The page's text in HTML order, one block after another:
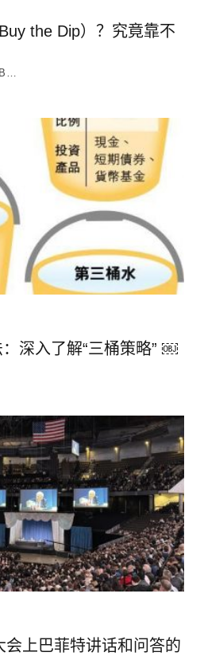
the Dip）？究竟靠不
深入了解“三桶策略” ￼
会上巴菲特讲话和问答的